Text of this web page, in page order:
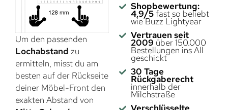
Um den passenden
Lochabstand zu
ermitteln, misst du am
besten auf der Rückseite
deiner Möbel-Front den
exakten Abstand von
Shopbewertung:
4,9/5fast so beliebt
wie Buzz Lightyear
Vertrauen seit
2009 über 150.000
Bestellungen ins All
geschickt
30 Tage
Rückgaberecht
innerhalb der
Milchstraße